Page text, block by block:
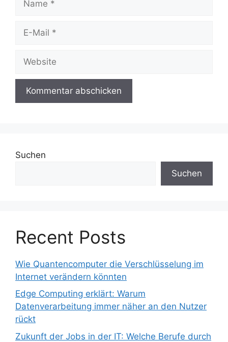
Mail
Suchen
Suchen
Recent Posts
Wie Quantencomputer die Verschlüsselung im
Internet verändern könnten
Edge Computing erklärt: Warum
Datenverarbeitung immer näher an den Nutzer
rückt
Zukunft der Jobs in der IT: Welche Berufe durch